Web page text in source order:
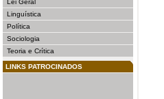
Lei Geral
Linguística
Política
Sociologia
Teoria e Crítica
LINKS PATROCINADOS